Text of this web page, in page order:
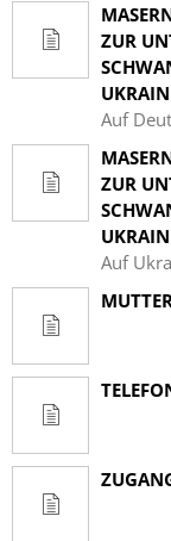
ZUR
Auf
ZUR
Auf